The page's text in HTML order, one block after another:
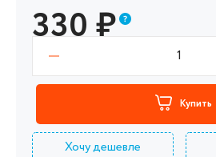
330₽
1
Купить
Хочу дешевле